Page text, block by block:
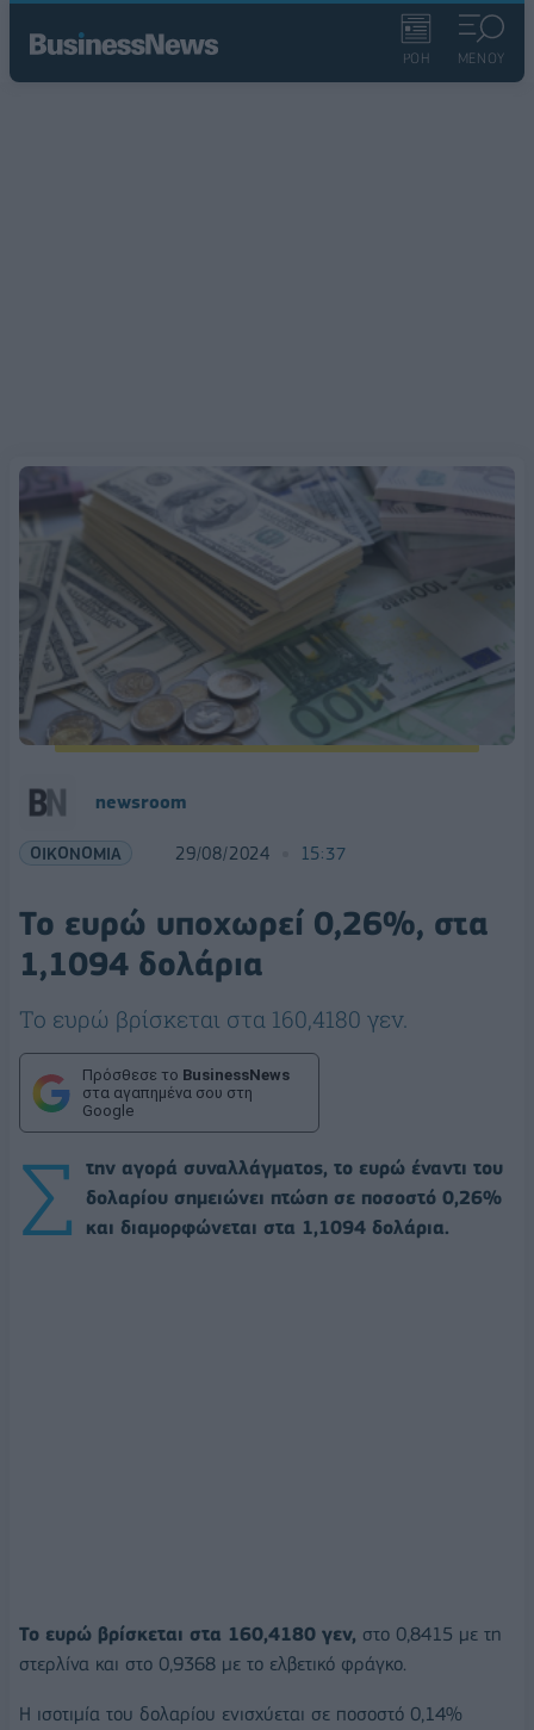
ΡΟΗ ΜΕΝΟΥ
newsroom
ΟΙΚΟΝΟΜΙΑ 29/08/2024 15:37
Το ευρώ υποχωρεί 0,26%, στα
1,1094 δολάρια
Το ευρώ βρίσκεται στα 160,4180 γεν.
Πρόσθεσε το BusinessNews
στα αγαπημένα σου στη
Google
Σ
την αγορά συναλλάγματος, το ευρώ έναντι του
δολαρίου σημειώνει πτώση σε ποσοστό 0,26%
και διαμορφώνεται στα 1,1094 δολάρια.
Το ευρώ βρίσκεται στα 160,4180 γεν, στο 0,8415 με τη
στερλίνα και στο 0,9368 με το ελβετικό φράγκο.
Η ισοτιμία του δολαρίου ενισχύεται σε ποσοστό 0,14%